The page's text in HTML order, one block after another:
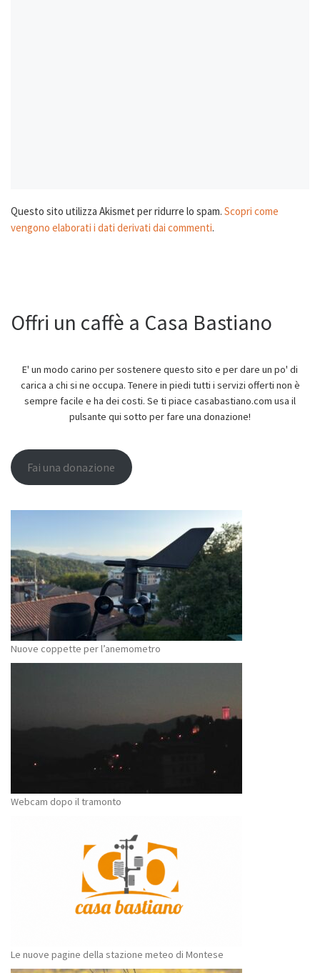
Questo sito utilizza Akismet per ridurre lo spam. Scopri come
vengono elaborati i dati derivati dai commenti.
Offri un caffè a Casa Bastiano
E' un modo carino per sostenere questo sito e per dare un po' di
carica a chi si ne occupa. Tenere in piedi tutti i servizi offerti non è
sempre facile e ha dei costi. Se ti piace casabastiano.com usa il
pulsante qui sotto per fare una donazione!
Fai una donazione
Nuove coppette per l’anemometro
Webcam dopo il tramonto
Le nuove pagine della stazione meteo di Montese